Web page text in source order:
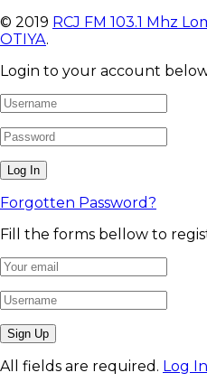
© 2019 RCJ FM 103.1 Mhz
OTIYA.
Login to your account
Forgotten Password?
Fill the forms bellow to
All fields are required. Log In